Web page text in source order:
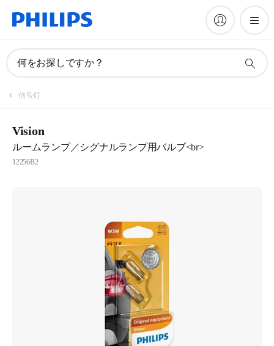
何をお探しですか？
信号灯
Vision
ルームランプ／シグナルランプ用バルブ<br>
12256B2